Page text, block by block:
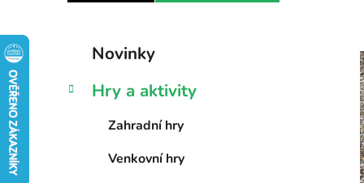
s
Přeskočit
kategorie
e
Novinky
Hry a aktivity
Zahradní hry
Venkovní hry